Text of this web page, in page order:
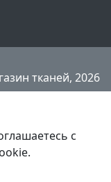
тканей, 2026
с